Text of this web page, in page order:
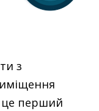
з
це перший